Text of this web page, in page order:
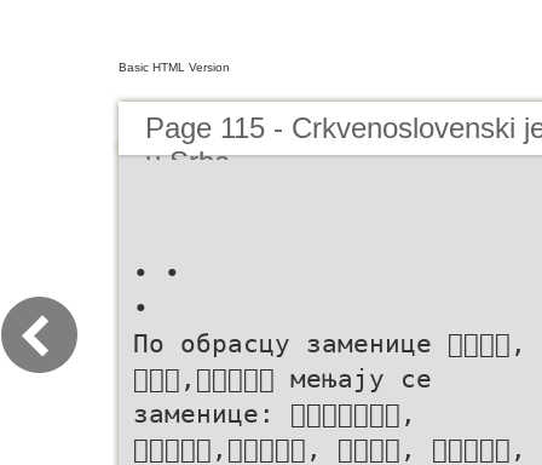
Basic HTML Version
Page 115 - Crkvenoslovenski
u Srba
• •
•
По обрасцу заменице ,
, мењају се
заменице: ,
,, , ,